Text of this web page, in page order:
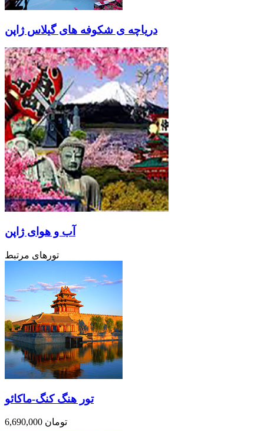
دریاچه ی شکوفه های گیلاس ژاپن
آب و هوای ژاپن
تورهای مرتبط
تور هنگ کنگ-ماکائو
6,690,000 تومان